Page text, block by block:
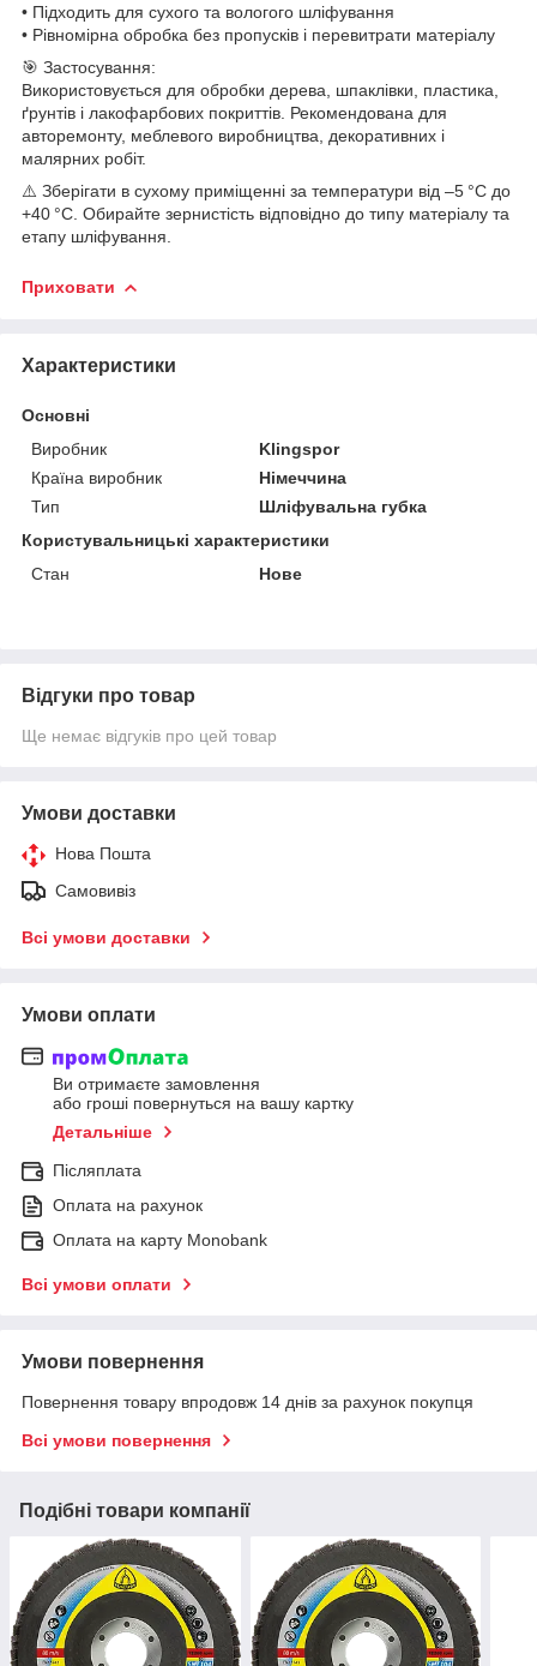
• Підходить для сухого та вологого шліфування
• Рівномірна обробка без пропусків і перевитрати матеріалу
🎯 Застосування:
Використовується для обробки дерева, шпаклівки, пластика,
ґрунтів і лакофарбових покриттів. Рекомендована для
авторемонту, меблевого виробництва, декоративних і
малярних робіт.
⚠️ Зберігати в сухому приміщенні за температури від –5 °C до
+40 °C. Обирайте зернистість відповідно до типу матеріалу та
етапу шліфування.
Приховати
Характеристики
Основні
Виробник
Klingspor
Країна виробник
Німеччина
Тип
Шліфувальна губка
Користувальницькі характеристики
Стан
Нове
Відгуки про товар
Ще немає відгуків про цей товар
Умови доставки
Нова Пошта
Самовивіз
Всі умови доставки
Умови оплати
Ви отримаєте замовлення
або гроші повернуться на вашу картку
Детальніше
Післяплата
Оплата на рахунок
Оплата на карту Monobank
Всі умови оплати
Умови повернення
Повернення товару впродовж 14 днів за рахунок покупця
Всі умови повернення
Подібні товари компанії